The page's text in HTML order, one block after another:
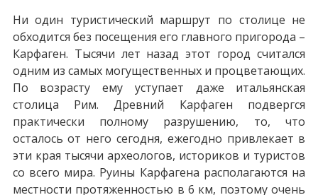
Ни один туристический маршрут по столице не
обходится без посещения его главного пригорода –
Карфаген. Тысячи лет назад этот город считался
одним из самых могущественных и процветающих.
По возрасту ему уступает даже итальянская
столица Рим. Древний Карфаген подвергся
практически полному разрушению, то, что
осталось от него сегодня, ежегодно привлекает в
эти края тысячи археологов, историков и туристов
со всего мира. Руины Карфагена располагаются на
местности протяженностью в 6 км, поэтому очень